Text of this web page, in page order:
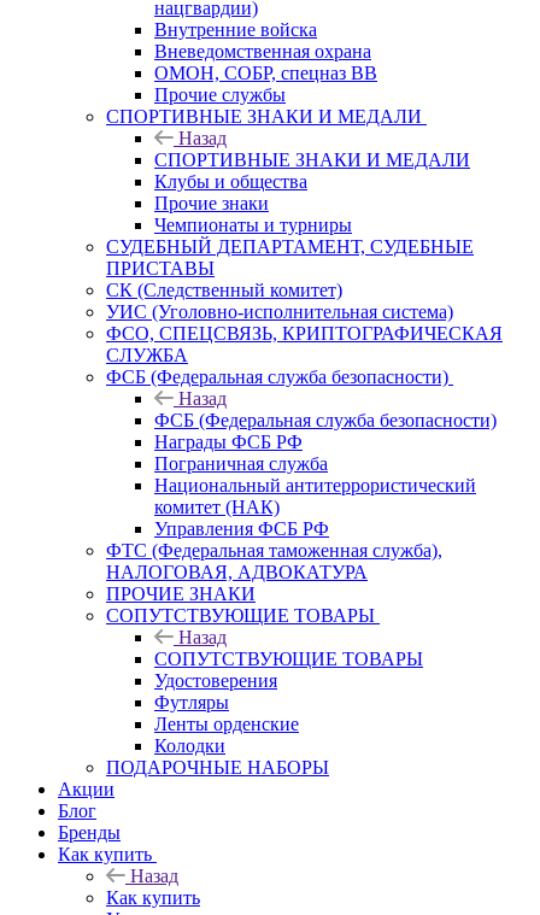
нацгвардии)
Внутренние войска
Вневедомственная охрана
ОМОН, СОБР, спецназ ВВ
Прочие службы
СПОРТИВНЫЕ ЗНАКИ И МЕДАЛИ
Назад
СПОРТИВНЫЕ ЗНАКИ И МЕДАЛИ
Клубы и общества
Прочие знаки
Чемпионаты и турниры
СУДЕБНЫЙ ДЕПАРТАМЕНТ, СУДЕБНЫЕ
ПРИСТАВЫ
СК (Следственный комитет)
УИС (Уголовно-исполнительная система)
ФСО, СПЕЦСВЯЗЬ, КРИПТОГРАФИЧЕСКАЯ
СЛУЖБА
ФСБ (Федеральная служба безопасности)
Назад
ФСБ (Федеральная служба безопасности)
Награды ФСБ РФ
Пограничная служба
Национальный антитеррористический
комитет (НАК)
Управления ФСБ РФ
ФТС (Федеральная таможенная служба),
НАЛОГОВАЯ, АДВОКАТУРА
ПРОЧИЕ ЗНАКИ
СОПУТСТВУЮЩИЕ ТОВАРЫ
Назад
СОПУТСТВУЮЩИЕ ТОВАРЫ
Удостоверения
Футляры
Ленты орденские
Колодки
ПОДАРОЧНЫЕ НАБОРЫ
Акции
Блог
Бренды
Как купить
Назад
Как купить